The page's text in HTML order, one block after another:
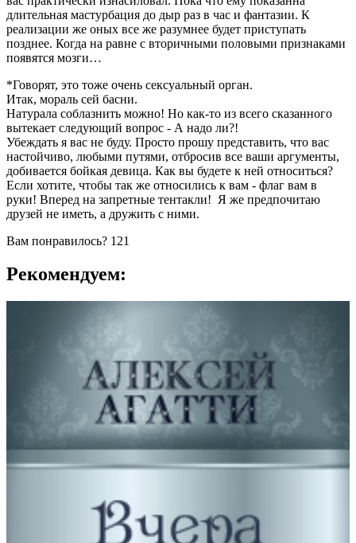
длительная мастурбация до дыр раз в час и фантазии. К
реализации же оных все же разумнее будет приступать
позднее. Когда на равне с вторичными половыми признаками
появятся мозги…
*Говорят, это тоже очень сексуальный орган.
Итак, мораль сей басни.
Натурала соблазнить можно! Но как-то из всего сказанного
вытекает следующий вопрос - А надо ли?!
Убеждать я вас не буду. Просто прошу представить, что вас
настойчиво, любыми путями, отбросив все ваши аргументы,
добивается бойкая девица. Как вы будете к ней относиться?
Если хотите, чтобы так же относились к вам - флаг вам в
руки! Вперед на запретные тентакли! Я же предпочитаю
друзей не иметь, а дружить с ними.
Вам понравилось? 121
Рекомендуем: